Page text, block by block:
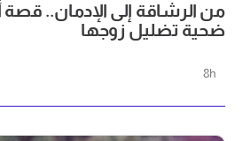
من الرشاقة إلى الإدمان..
ضحية تضليل زوجها
8h